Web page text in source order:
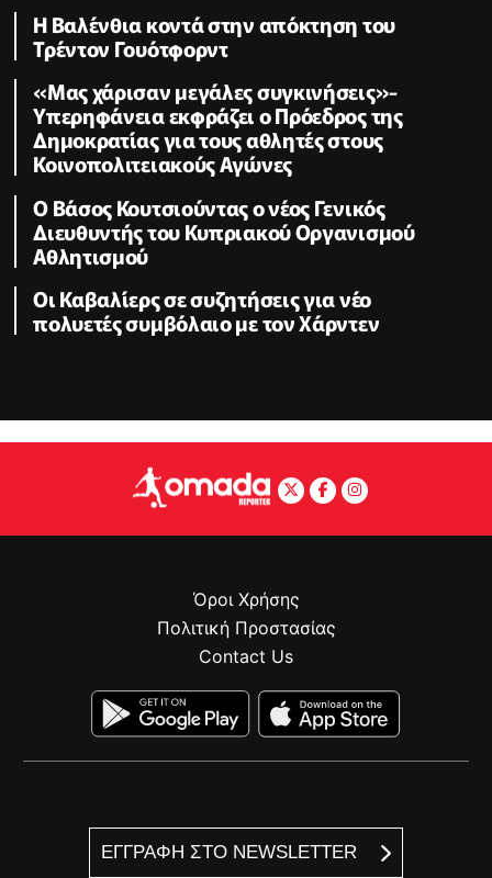
Η Βαλένθια κοντά στην απόκτηση του
Τρέντον Γουότφορντ
«Μας χάρισαν μεγάλες συγκινήσεις»-
Υπερηφάνεια εκφράζει ο Πρόεδρος της
Δημοκρατίας για τους αθλητές στους
Κοινοπολιτειακούς Αγώνες
Ο Βάσος Κουτσιούντας ο νέος Γενικός
Διευθυντής του Κυπριακού Οργανισμού
Αθλητισμού
Οι Καβαλίερς σε συζητήσεις για νέο
πολυετές συμβόλαιο με τον Χάρντεν
ΕΓΓΡΑΦΗ ΣΤΟ NEWSLETTER
Όροι Χρήσης
Πολιτική Προστασίας
Contact Us